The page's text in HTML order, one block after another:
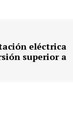
eléctrica
superior a